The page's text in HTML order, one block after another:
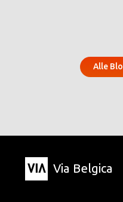
Alle
Via Belgica